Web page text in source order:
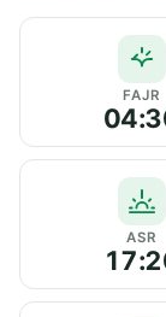
FAJR
ASR